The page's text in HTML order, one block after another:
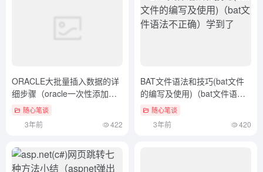
ORACLE大批量插入数据的详
细步骤（oracle一次性添加多
条数据）这都可以？
随心笔谈
3年前 422
BAT文件语法和技巧(bat文件
的编写及使用)（bat文件语法
不正确）学到了
随心笔谈
3年前 420